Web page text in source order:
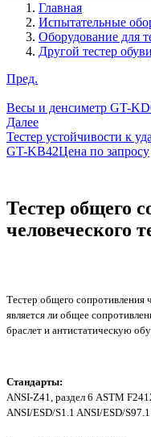
Главная
Испытательные
Оборудование для
Другой тестер обуви
Пред.
Весы и денсиметр GT-
Далее
Тестер устойчивости к
GT-KB42Цена по запросу
Тестер общего
человеческого
Тестер общего сопротивления
является ли общее
браслет и антистатическую
Стандарты:
ANSI-Z41, раздел 6 ASTM
ANSI/ESD/S1.1 ANSI/ESD/